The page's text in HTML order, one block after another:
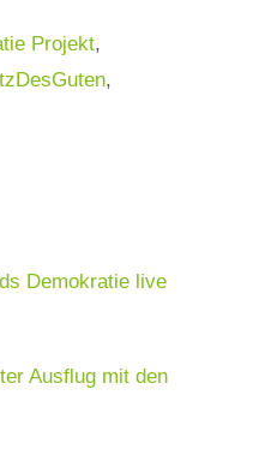
Projekt,
,
Demokratie live
Ausflug mit den